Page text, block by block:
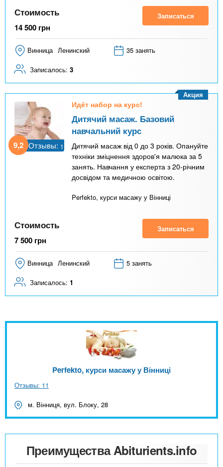
Стоимость
14 500 грн
Записаться
Винница Ленинский 35 занять
Записалось: 3
9,2 Отзывы: 1
Идёт набор на курс!
Дитячий масаж. Базовий
навчальний курс
Дитячий масаж від 0 до 3 років. Опануйте
техніки зміцнення здоров'я малюка за 5
занять. Навчання у експерта з 20-річним
досвідом та медичною освітою.
Perfekto, курси масажу у Вінниці
Акция
Стоимость
7 500 грн
Записаться
Винница Ленинский 5 занять
Записалось: 1
Perfekto, курси масажу у Вінниці
Отзывы: 11
м. Вінниця, вул. Блоку, 28
Преимущества Abiturients.info